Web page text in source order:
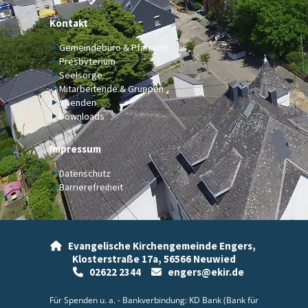
Kontakt
Gemeindebüro & Pfarramt
Presbyterium
Seelsorge
Mitarbeitende & Gruppen
Spenden
Downloads
Impressum
Datenschutz
Barrierefreiheit

Evangelische Kirchengemeinde Engers,
Klosterstraße 17a, 56566 Neuwied
02622 2344 engers@ekir.de
Für Spenden u. a. - Bankverbindung: KD Bank (Bank für